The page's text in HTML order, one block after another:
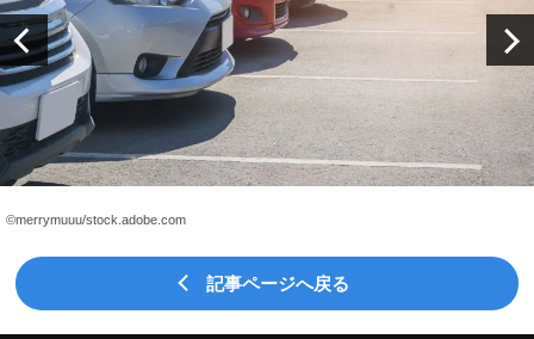
©merrymuuu/stock.adobe.com
記事ページへ戻る